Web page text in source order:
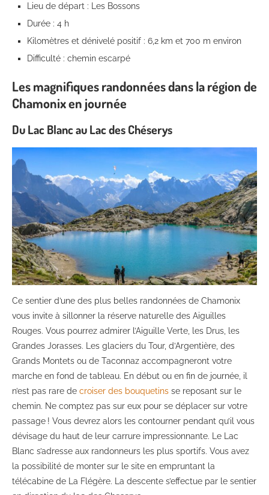
Lieu de départ : Les Bossons
Durée : 4 h
Kilomètres et dénivelé positif : 6,2 km et 700 m environ
Difficulté : chemin escarpé
Les magnifiques randonnées dans la région de
Chamonix en journée
Du Lac Blanc au Lac des Chéserys
Ce sentier d’une des plus belles randonnées de Chamonix
vous invite à sillonner la réserve naturelle des Aiguilles
Rouges. Vous pourrez admirer l’Aiguille Verte, les Drus, les
Grandes Jorasses. Les glaciers du Tour, d’Argentière, des
Grands Montets ou de Taconnaz accompagneront votre
marche en fond de tableau. En début ou en fin de journée, il
n’est pas rare de croiser des bouquetins se reposant sur le
chemin. Ne comptez pas sur eux pour se déplacer sur votre
passage ! Vous devrez alors les contourner pendant qu’il vous
dévisage du haut de leur carrure impressionnante. Le Lac
Blanc s’adresse aux randonneurs les plus sportifs. Vous avez
la possibilité de monter sur le site en empruntant la
télécabine de La Flégère. La descente s’effectue par le sentier